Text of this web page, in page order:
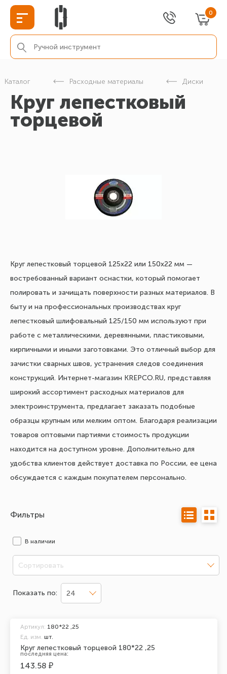
0
Каталог Расходные материалы Диски
Круг лепестковый
торцевой
Круг лепестковый торцевой 125х22 или 150х22 мм —
востребованный вариант оснастки, который помогает
полировать и зачищать поверхности разных материалов. В
быту и на профессиональных производствах круг
лепестковый шлифовальный 125/150 мм используют при
работе с металлическими, деревянными, пластиковыми,
кирпичными и иными заготовками. Это отличный выбор для
зачистки сварных швов, устранения следов соединения
конструкций. Интернет-магазин KREPCO.RU, представляя
широкий ассортимент расходных материалов для
электроинструмента, предлагает заказать подобные
образцы крупным или мелким оптом. Благодаря реализации
товаров оптовыми партиями стоимость продукции
находится на доступном уровне. Дополнительно для
удобства клиентов действует доставка по России, ее цена
обсуждается с каждым покупателем персонально.
Фильтры
В наличии
Сортировать
Показать по: 24
Круг лепестковый торцевой 180*22 ,25
Артикул: 180*22 ,25
Ед. изм. шт.
последняя цена:
143.58 ₽